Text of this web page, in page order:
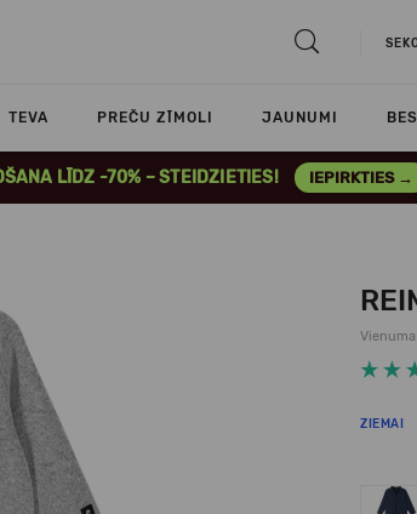
TEVA PREČU ZĪMOLI JAUNUMI
LĪDZ -70% – STEIDZIETIES! IEPIRKTIES →
ZIEMAI